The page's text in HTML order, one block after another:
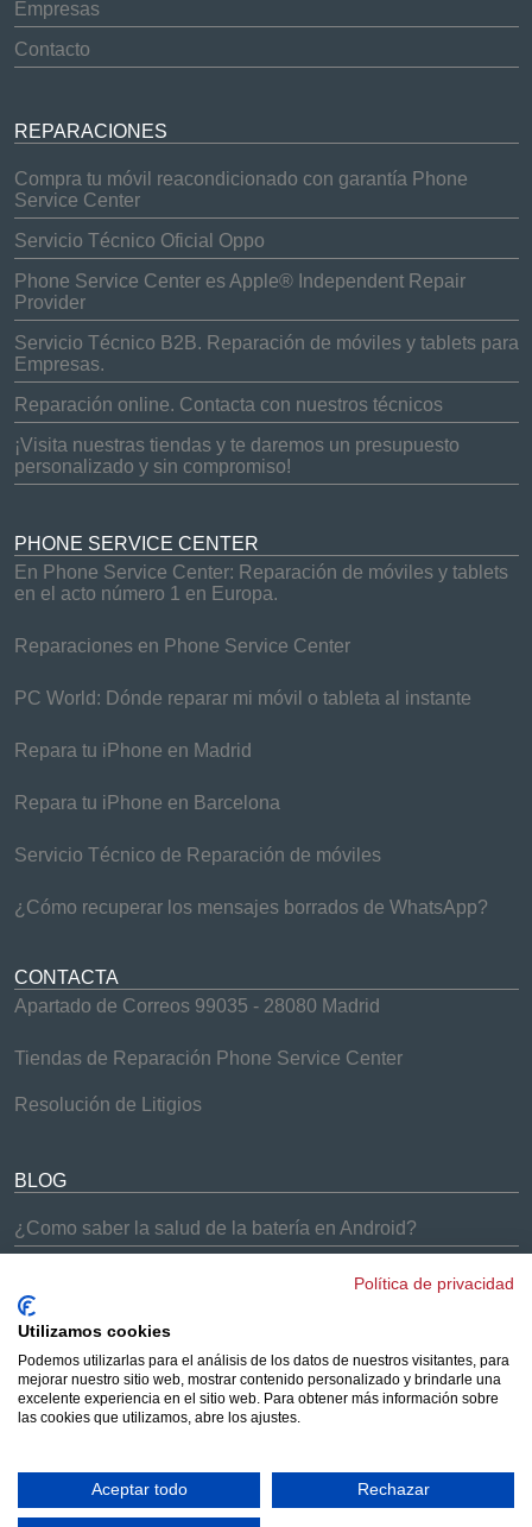
Empresas
Contacto
REPARACIONES
Compra tu móvil reacondicionado con garantía Phone
Service Center
Servicio Técnico Oficial Oppo
Phone Service Center es Apple® Independent Repair
Provider
Servicio Técnico B2B. Reparación de móviles y tablets para
Empresas.
Reparación online. Contacta con nuestros técnicos
¡Visita nuestras tiendas y te daremos un presupuesto
personalizado y sin compromiso!
PHONE SERVICE CENTER
En Phone Service Center: Reparación de móviles y tablets
en el acto número 1 en Europa.
Reparaciones en Phone Service Center
PC World: Dónde reparar mi móvil o tableta al instante
Repara tu iPhone en Madrid
Repara tu iPhone en Barcelona
Servicio Técnico de Reparación de móviles
¿Cómo recuperar los mensajes borrados de WhatsApp?
CONTACTA
Apartado de Correos 99035 - 28080 Madrid
Tiendas de Reparación Phone Service Center
Resolución de Litigios
BLOG
¿Como saber la salud de la batería en Android?
Cómo arreglar los problemas de batería del iPhone 7
¿Los AirPods no se conectan a tus dispositivos?
Solucionado
Política de privacidad
Utilizamos cookies
Podemos utilizarlas para el análisis de los datos de nuestros visitantes, para
mejorar nuestro sitio web, mostrar contenido personalizado y brindarle una
excelente experiencia en el sitio web. Para obtener más información sobre
las cookies que utilizamos, abre los ajustes.
Aceptar todo Rechazar